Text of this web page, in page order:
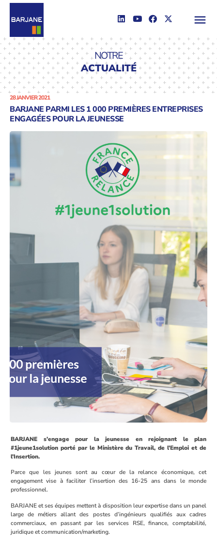
NOTRE
ACTUALITÉ
28 JANVIER 2021
BARJANE PARMI LES 1 000 PREMIÈRES ENTREPRISES
ENGAGÉES POUR LA JEUNESSE
BARJANE s’engage pour la jeunesse en rejoignant le plan
#1jeune1solution porté par le Ministère du Travail, de l’Emploi et de
l’Insertion.
Parce que les jeunes sont au cœur de la relance économique, cet
engagement vise à faciliter l’insertion des 16-25 ans dans le monde
professionnel.
BARJANE et ses équipes mettent à disposition leur expertise dans un panel
large de métiers allant des postes d’ingénieurs qualifiés aux cadres
commerciaux, en passant par les services RSE, finance, comptabilité,
juridique et communication/marketing.